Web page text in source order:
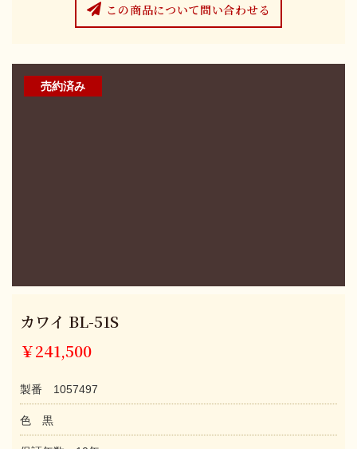
この商品について問い合わせる
売約済み
カワイ BL-51S
￥241,500
製番 1057497
色 黒